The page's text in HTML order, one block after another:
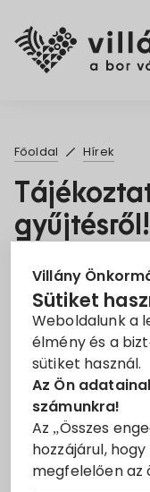
Villány
Sütiket
Weboldalunk a
élmény és a
sütiket használ.
Az Ön
számunkra!
Az „Összes
hozzájárul,
megfelelően az
Főoldal Hírek
gyűjtésről!
Tájékoztató
Tisztelt Villányiak!
Tájékoztatjuk a
Dél-Kom Kft.
elszállítást végez.
A gyűjtés kiterjed: